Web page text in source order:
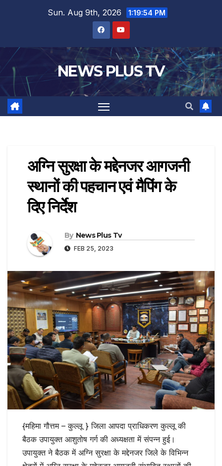
Sun. Aug 9th, 2026 1:19:55 PM
NEWS PLUS TV
अग्नि सुरक्षा के मद्देनजर आगजनी
स्थानों की पहचान एवं मैपिंग के
दिए निर्देश
By News Plus Tv
FEB 25, 2023
{महिमा गौत्तम – कुल्लू } जिला आपदा प्राधिकरण कुल्लू की
बैठक उपायुक्त आशुतोष गर्ग की अध्यक्षता में संपन्न हुई।
उपायुक्त ने बैठक में अग्नि सुरक्षा के मद्देनजर जिले के विभिन्न